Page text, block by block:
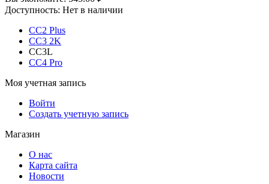
Доступность: Нет в наличии
CC2 Plus
CC3 2K
CC3L
CC4 Pro
Моя учетная запись
Войти
Создать учетную запись
Магазин
О нас
Карта сайта
Новости